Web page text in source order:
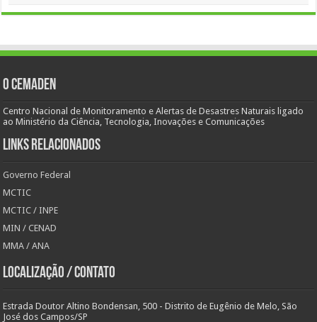
O Cemaden
Centro Nacional de Monitoramento e Alertas de Desastres Naturais ligado
ao Ministério da Ciência, Tecnologia, Inovações e Comunicações
Links Relacionados
Governo Federal
MCTIC
MCTIC / INPE
MIN / CENAD
MMA / ANA
Localização / Contato
Estrada Doutor Altino Bondensan, 500 - Distrito de Eugênio de Melo, São
José dos Campos/SP